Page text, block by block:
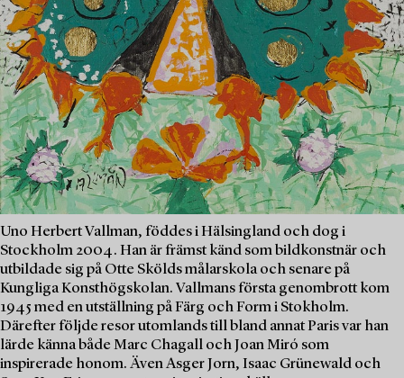
Uno Herbert Vallman, föddes i Hälsingland och dog i
Stockholm 2004. Han är främst känd som bildkonstnär och
utbildade sig på Otte Skölds målarskola och senare på
Kungliga Konsthögskolan. Vallmans första genombrott kom
1945 med en utställning på Färg och Form i Stokholm.
Därefter följde resor utomlands till bland annat Paris var han
lärde känna både Marc Chagall och Joan Miró som
inspirerade honom. Även Asger Jorn, Isaac Grünewald och